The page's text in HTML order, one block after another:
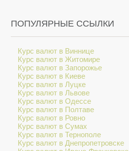
ПОПУЛЯРНЫЕ ССЫЛКИ
Курс валют в Виннице
Курс валют в Житомире
Курс валют в Запорожье
Курс валют в Киеве
Курс валют в Луцке
Курс валют в Львове
Курс валют в Одессе
Курс валют в Полтаве
Курс валют в Ровно
Курс валют в Сумах
Курс валют в Тернополе
Курс валют в Днепропетровске